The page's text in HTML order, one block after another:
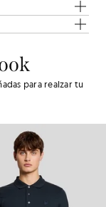
para realzar tu